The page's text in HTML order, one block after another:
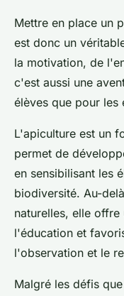
Mettre en place un
est donc un
la motivation, de
c'est aussi une
élèves que pour les
L'apiculture est un
permet de
en sensibilisant les
biodiversité. Au-
naturelles, elle
l'éducation et
l'observation et le
Malgré les défis